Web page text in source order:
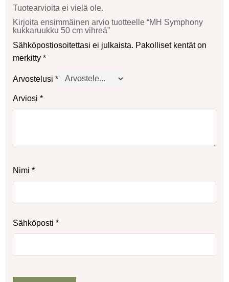
Tuotearvioita ei vielä ole.
Kirjoita ensimmäinen arvio tuotteelle “MH Symphony
kukkaruukku 50 cm vihreä”
Sähköpostiosoitettasi ei julkaista. Pakolliset kentät on
merkitty *
Arvostelusi *
Arviosi *
Nimi *
Sähköposti *